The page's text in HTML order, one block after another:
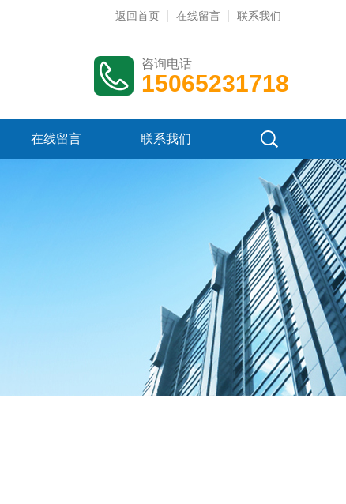
返回首页 在线留言 联系我们
咨询电话
15065231718
在线留言 联系我们